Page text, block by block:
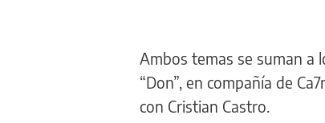
Ambos temas se suman a
“Don”, en compañía de
con Cristian Castro.